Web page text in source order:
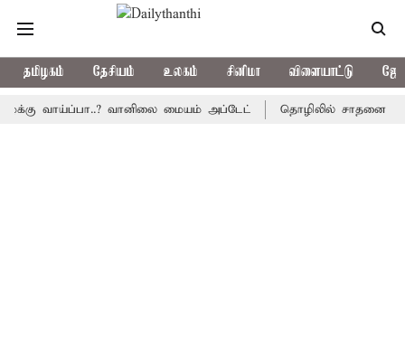
தமிழகம் தேசியம் உலகம் சினிமா விளையாட்டு
வாய்ப்பா..? வானிலை மையம் அப்டேட் தொழிலில் சாதனை படைக்க